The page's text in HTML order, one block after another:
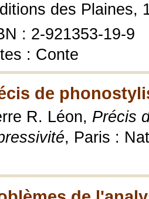
des Plaines,
: 2-921353-19-9
: Conte
de
R. Léon, Précis
, Paris :